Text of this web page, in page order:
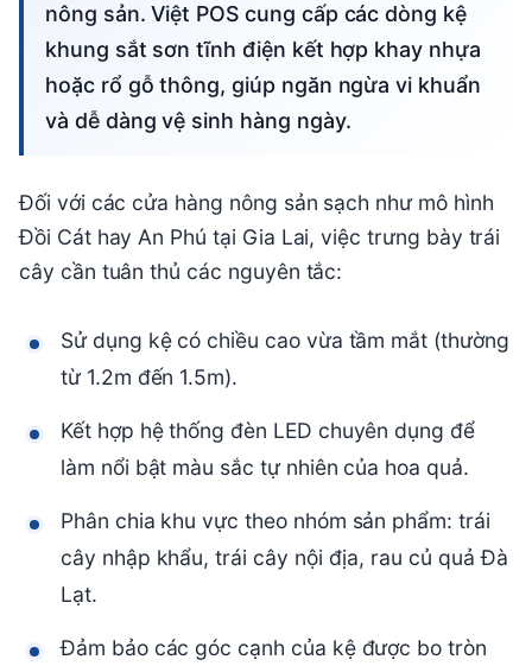
nông sản. Việt POS cung cấp các dòng kệ
khung sắt sơn tĩnh điện kết hợp khay nhựa
hoặc rổ gỗ thông, giúp ngăn ngừa vi khuẩn
và dễ dàng vệ sinh hàng ngày.
Đối với các cửa hàng nông sản sạch như mô hình
Đồi Cát hay An Phú tại Gia Lai, việc trưng bày trái
cây cần tuân thủ các nguyên tắc:
Sử dụng kệ có chiều cao vừa tầm mắt (thường
từ 1.2m đến 1.5m).
Kết hợp hệ thống đèn LED chuyên dụng để
làm nổi bật màu sắc tự nhiên của hoa quả.
Phân chia khu vực theo nhóm sản phẩm: trái
cây nhập khẩu, trái cây nội địa, rau củ quả Đà
Lạt.
Đảm bảo các góc cạnh của kệ được bo tròn